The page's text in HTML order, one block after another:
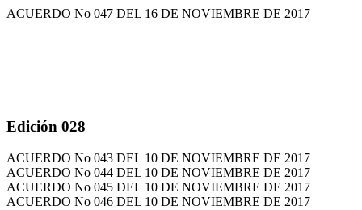
ACUERDO No 047 DEL 16 DE NOVIEMBRE DE 2017
Edición 028
ACUERDO No 043 DEL 10 DE NOVIEMBRE DE 2017
ACUERDO No 044 DEL 10 DE NOVIEMBRE DE 2017
ACUERDO No 045 DEL 10 DE NOVIEMBRE DE 2017
ACUERDO No 046 DEL 10 DE NOVIEMBRE DE 2017